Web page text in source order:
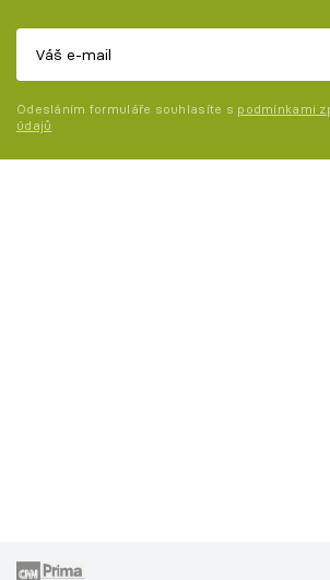
Odesláním formuláře souhlasíte s podmínkami
údajů